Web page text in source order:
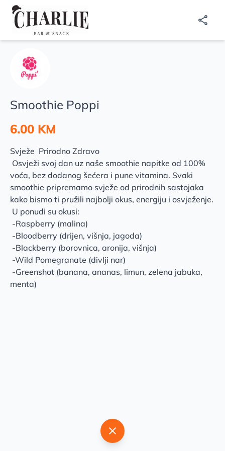
Smoothie Poppi
6.00 KM
Svježe Prirodno Zdravo
Osvježi svoj dan uz naše smoothie napitke od 100%
voća, bez dodanog šećera i pune vitamina. Svaki
smoothie pripremamo svježe od prirodnih sastojaka
kako bismo ti pružili najbolji okus, energiju i osvježenje.
U ponudi su okusi:
-Raspberry (malina)
-Bloodberry (drijen, višnja, jagoda)
-Blackberry (borovnica, aronija, višnja)
-Wild Pomegranate (divlji nar)
-Greenshot (banana, ananas, limun, zelena jabuka,
menta)